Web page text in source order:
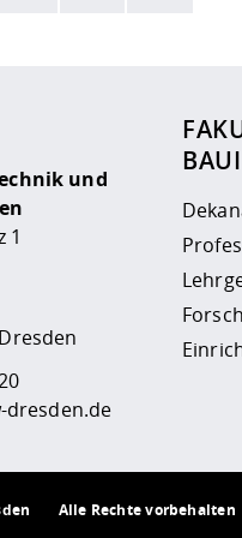
und
1
Alle Rechte vorbehalten